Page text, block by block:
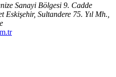
Sanayi Bölgesi 9. Cadde
Sultandere 75. Yıl Mh.,